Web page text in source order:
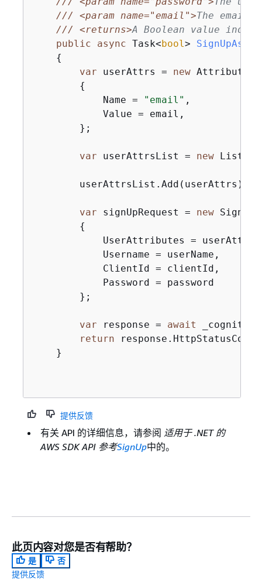
///
<param name="email">The email
///
<returns>A Boolean value
public
async Task<bool> SignUpAsync
{
var userAttrs = new
{
            Name =
"email" ,
            Value = email,
        };
var userAttrsList = new
        userAttrsList.Add(userAttrs);
var signUpRequest = new
{
UserAttributes =
            Username = userName,
            ClientId = clientId,
            Password = password
        };
var response = await
return response.HttpStatusCode
    }
提供反馈
有关 API 的详细信息，请参阅 适用于 .NET 的
AWS SDK API 参考SignUp中的。
此页内容对您是否有帮助？
是
否
提供反馈